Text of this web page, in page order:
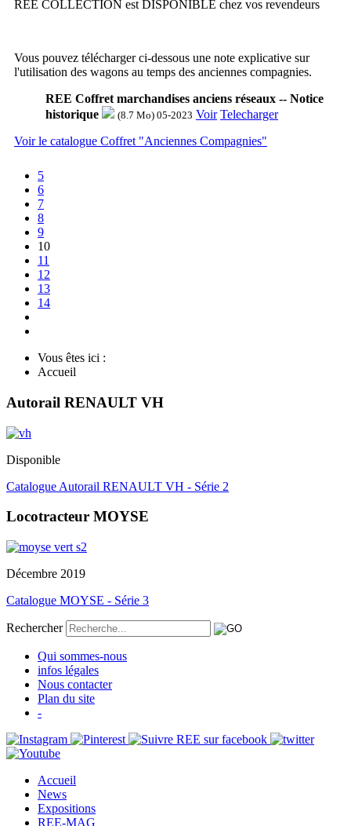
REE COLLECTION est DISPONIBLE chez vos revendeurs
Vous pouvez télécharger ci-dessous une note explicative sur
l'utilisation des wagons au temps des anciennes compagnies.
REE Coffret marchandises anciens réseaux -- Notice
historique
(8.7 Mo) 05-2023 Voir Telecharger
Voir le catalogue Coffret "Anciennes Compagnies"
5
6
7
8
9
10
11
12
13
14
Vous êtes ici :
Accueil
Autorail RENAULT VH
Disponible
Catalogue Autorail RENAULT VH - Série 2
Locotracteur MOYSE
Décembre 2019
Catalogue MOYSE - Série 3
Rechercher
Qui sommes-nous
infos légales
Nous contacter
Plan du site
-
Accueil
News
Expositions
REE-MAG